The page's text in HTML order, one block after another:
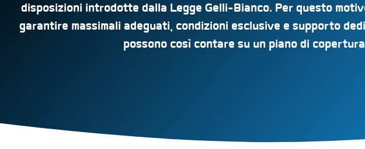
disposizioni introdotte dalla Legge Gelli-Bianco. Per questo
garantire massimali adeguati, condizioni esclusive e supporto
possono così contare su un piano di